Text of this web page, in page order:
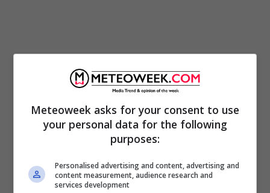
Carlo è poi intervenuto alla conferenza di
Meteoweek asks for your consent to use
your personal data for the following
purposes:
Personalised advertising and content, advertising and
content measurement, audience research and
services development